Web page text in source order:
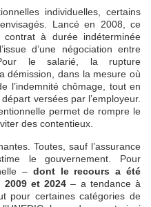
individuelles, certains
Lancé en 2008, ce
à durée indéterminée
d’une négociation entre
le salarié, la rupture
démission, dans la mesure où
l’indemnité chômage, tout en
versées par l’employeur.
permet de rompre le
des contentieux.
Toutes, sauf l’assurance
le gouvernement. Pour
– dont le recours a été
et 2024 – a tendance à
pour certaines catégories de